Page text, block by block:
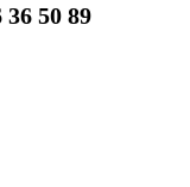
36 50 89